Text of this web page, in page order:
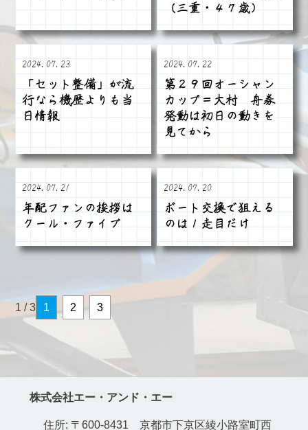
（三重・４７歳）
2024.07.23
「セット整備」が流
行なら機歴よりも当
日情報
2024.07.22
第２９回オーシャン
カップ＝大村 舟券
発動は初日の動きを
見てから
2024.07.21
年配ファンの挨拶は
クール・ファイブ
2024.07.20
ボート交換で狙える
のは１走目だけ
1 / 3 1 2 3
株式会社エー・アンド・エー
住所: 〒600-8431 京都市下京区綾小路室町西